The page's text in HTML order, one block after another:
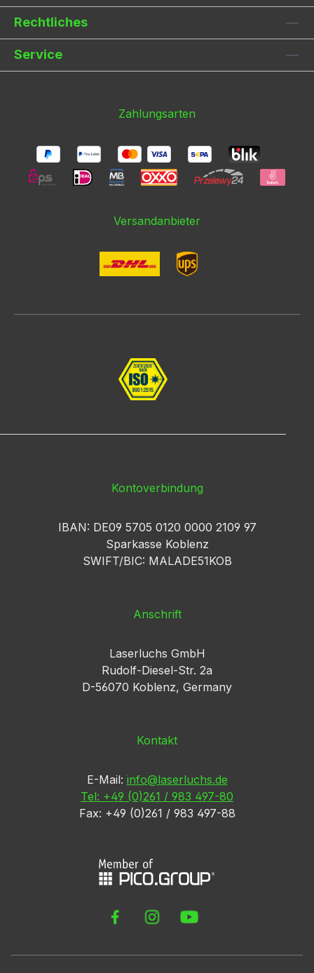
Rechtliches
Service
Zahlungsarten
Versandanbieter
Kontoverbindung
IBAN: DE09 5705 0120 0000 2109 97
Sparkasse Koblenz
SWIFT/BIC: MALADE51KOB
Anschrift
Laserluchs GmbH
Rudolf-Diesel-Str. 2a
D-56070 Koblenz, Germany
Kontakt
E-Mail: info@laserluchs.de
Tel: +49 (0)261 / 983 497-80
Fax: +49 (0)261 / 983 497-88